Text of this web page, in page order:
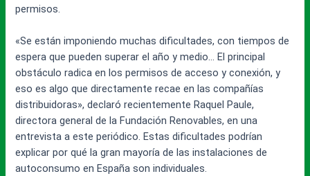
permisos.
«Se están imponiendo muchas dificultades, con tiempos de
espera que pueden superar el año y medio… El principal
obstáculo radica en los permisos de acceso y conexión, y
eso es algo que directamente recae en las compañías
distribuidoras», declaró recientemente Raquel Paule,
directora general de la Fundación Renovables, en una
entrevista a este periódico. Estas dificultades podrían
explicar por qué la gran mayoría de las instalaciones de
autoconsumo en España son individuales.